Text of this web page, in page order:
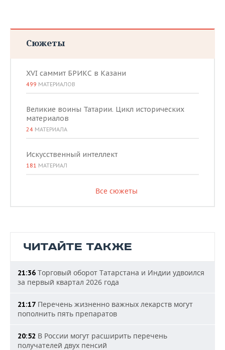
Сюжеты
XVI саммит БРИКС в Казани
499 МАТЕРИАЛОВ
Великие воины Татарии. Цикл исторических
материалов
24 МАТЕРИАЛА
Искусственный интеллект
181 МАТЕРИАЛ
Все сюжеты
ЧИТАЙТЕ ТАКЖЕ
21:36 Торговый оборот Татарстана и Индии удвоился
за первый квартал 2026 года
21:17 Перечень жизненно важных лекарств могут
пополнить пять препаратов
20:52 В России могут расширить перечень
получателей двух пенсий